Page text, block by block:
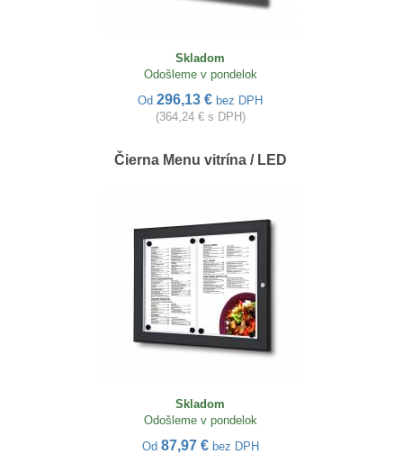
Skladom
Odošleme v pondelok
Od 296,13 € bez DPH
(364,24 € s DPH)
Čierna Menu vitrína / LED
Skladom
Odošleme v pondelok
Od 87,97 € bez DPH